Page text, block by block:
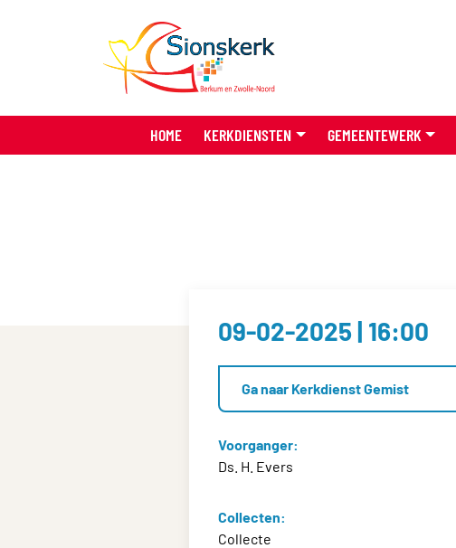
HOME KERKDIENSTEN GEMEENTEWERK
09-02-2025 | 16:00
Ga naar Kerkdienst Gemist
Voorganger:
Ds. H. Evers
Collecten:
Collecte